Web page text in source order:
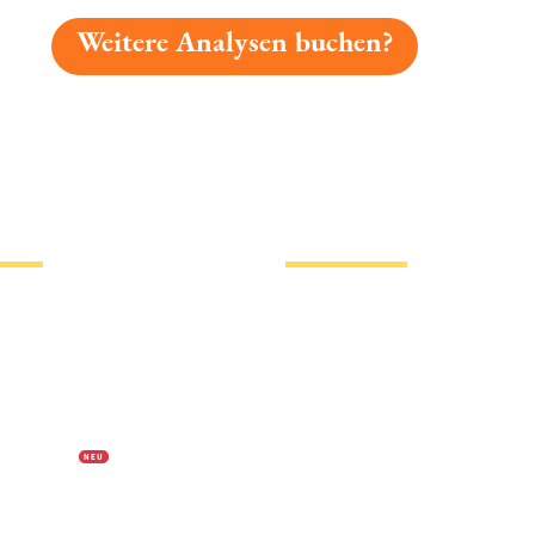
Weitere Analysen buchen?
N E U